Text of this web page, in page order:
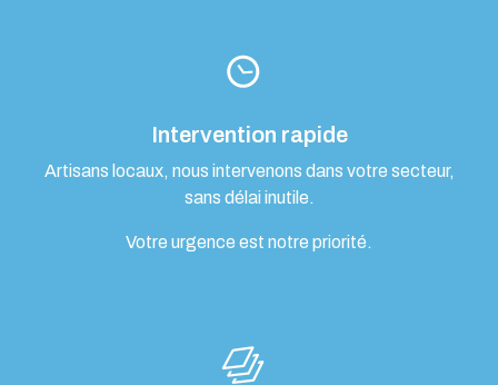
Intervention rapide
Artisans locaux, nous intervenons dans votre secteur,
sans délai inutile.
Votre urgence est notre priorité.